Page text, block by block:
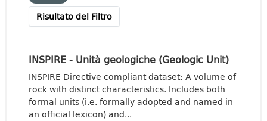
Risultato del Filtro
INSPIRE - Unità geologiche (Geologic Unit)
INSPIRE Directive compliant dataset: A volume of
rock with distinct characteristics. Includes both
formal units (i.e. formally adopted and named in
an official lexicon) and...